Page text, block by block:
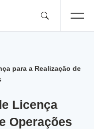
para a Realização de
Licença
Operações